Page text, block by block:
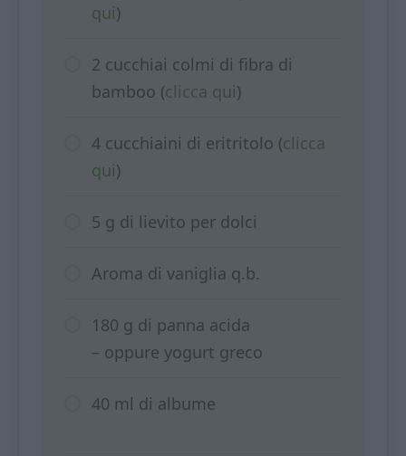
qui)
2 cucchiai colmi di fibra di
bamboo (clicca qui)
4 cucchiaini di eritritolo (clicca
qui)
5 g di lievito per dolci
Aroma di vaniglia q.b.
180 g di panna acida
– oppure yogurt greco
40 ml di albume